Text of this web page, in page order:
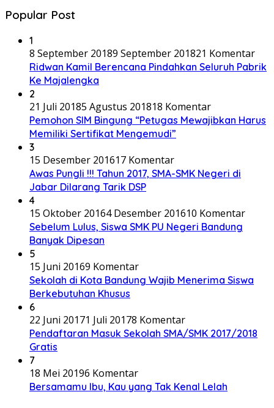
Popular Post
1
8 September 20189 September 201821 Komentar
Ridwan Kamil Berencana Pindahkan Seluruh Pabrik
Ke Majalengka
2
21 Juli 20185 Agustus 201818 Komentar
Pemohon SIM Bingung “Petugas Mewajibkan Harus
Memiliki Sertifikat Mengemudi”
3
15 Desember 201617 Komentar
Awas Pungli !!! Tahun 2017, SMA-SMK Negeri di
Jabar Dilarang Tarik DSP
4
15 Oktober 20164 Desember 201610 Komentar
Sebelum Lulus, Siswa SMK PU Negeri Bandung
Banyak Dipesan
5
15 Juni 20169 Komentar
Sekolah di Kota Bandung Wajib Menerima Siswa
Berkebutuhan Khusus
6
22 Juni 20171 Juli 20178 Komentar
Pendaftaran Masuk Sekolah SMA/SMK 2017/2018
Gratis
7
18 Mei 20196 Komentar
Bersamamu Ibu, Kau yang Tak Kenal Lelah